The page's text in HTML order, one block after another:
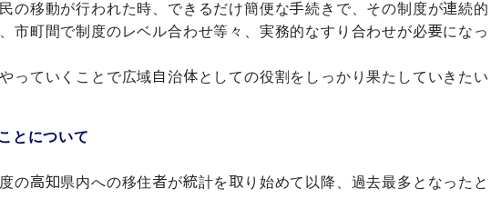
の移動が行われた時、できるだけ簡便な手続きで、その制度が連続的
市町間で制度のレベル合わせ等々、実務的なすり合わせが必要になっ
ていくことで広域自治体としての役割をしっかり果たしていきたい
とについて
高知県内への移住者が統計を取り始めて以降、過去最多となったと